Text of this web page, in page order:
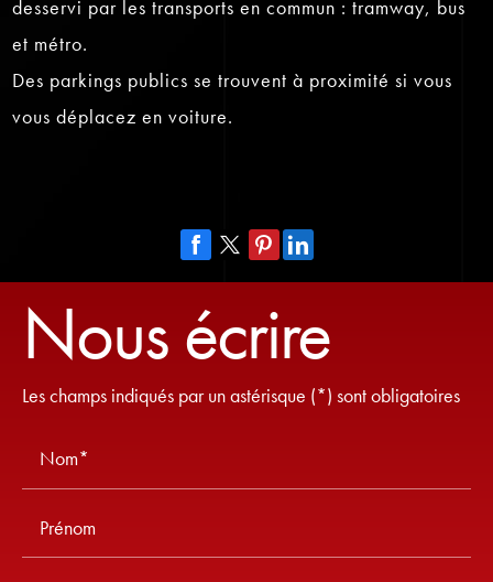
desservi par les transports en commun : tramway, bus
et métro.
Des parkings publics se trouvent à proximité si vous
vous déplacez en voiture.
Nous écrire
Les champs indiqués par un astérisque (*) sont obligatoires
Nom*
Prénom